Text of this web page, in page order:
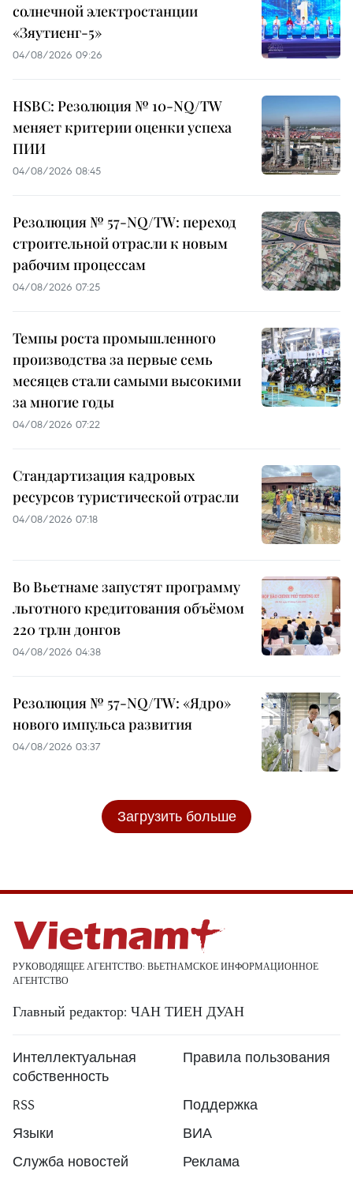
солнечной электростанции
«Зяутиенг-5»
04/08/2026 09:26
HSBC: Резолюция № 10-NQ/TW
меняет критерии оценки успеха
ПИИ
04/08/2026 08:45
Резолюция № 57-NQ/TW: переход
строительной отрасли к новым
рабочим процессам
04/08/2026 07:25
Темпы роста промышленного
производства за первые семь
месяцев стали самыми высокими
за многие годы
04/08/2026 07:22
Стандартизация кадровых
ресурсов туристической отрасли
04/08/2026 07:18
Во Вьетнаме запустят программу
льготного кредитования объёмом
220 трлн донгов
04/08/2026 04:38
Резолюция № 57-NQ/TW: «Ядро»
нового импульса развития
04/08/2026 03:37
Загрузить больше
РУКОВОДЯЩЕЕ АГЕНТСТВО: ВЬЕТНАМСКОЕ ИНФОРМАЦИОННОЕ
АГЕНТСТВО
Главный редактор: ЧАН ТИЕН ДУАН
Интеллектуальная
собственность
Правила пользования
RSS
Поддержка
Языки
ВИА
Служба новостей
Реклама